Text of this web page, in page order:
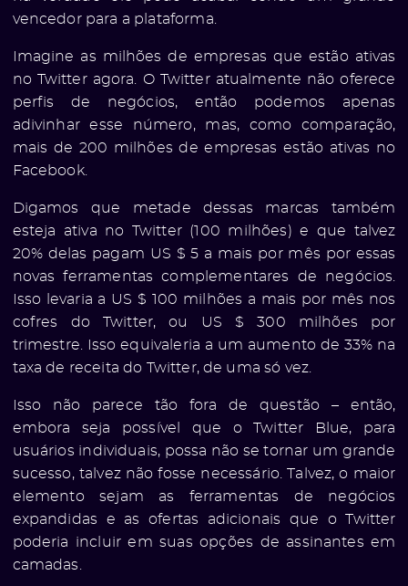
vencedor para a plataforma.
Imagine as milhões de empresas que estão ativas
no Twitter agora. O Twitter atualmente não oferece
perfis de negócios, então podemos apenas
adivinhar esse número, mas, como comparação,
mais de 200 milhões de empresas estão ativas no
Facebook.
Digamos que metade dessas marcas também
esteja ativa no Twitter (100 milhões) e que talvez
20% delas pagam US $ 5 a mais por mês por essas
novas ferramentas complementares de negócios.
Isso levaria a US $ 100 milhões a mais por mês nos
cofres do Twitter, ou US $ 300 milhões por
trimestre. Isso equivaleria a um aumento de 33% na
taxa de receita do Twitter, de uma só vez.
Isso não parece tão fora de questão – então,
embora seja possível que o Twitter Blue, para
usuários individuais, possa não se tornar um grande
sucesso, talvez não fosse necessário. Talvez, o maior
elemento sejam as ferramentas de negócios
expandidas e as ofertas adicionais que o Twitter
poderia incluir em suas opções de assinantes em
camadas.